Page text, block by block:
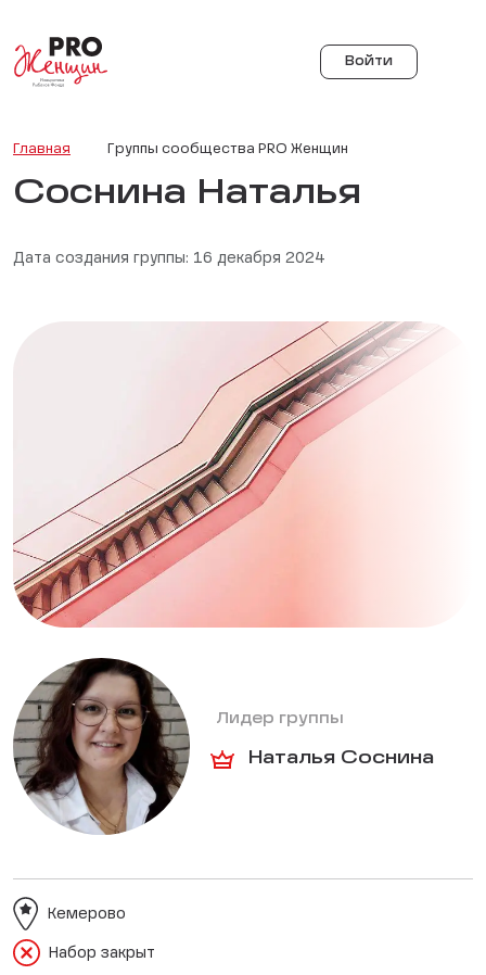
Войти
Главная Группы сообщества PRO Женщин
Соснина Наталья
Дата создания группы: 16 декабря 2024
Лидер группы
Наталья Соснина
Набор закрыт
Кемерово